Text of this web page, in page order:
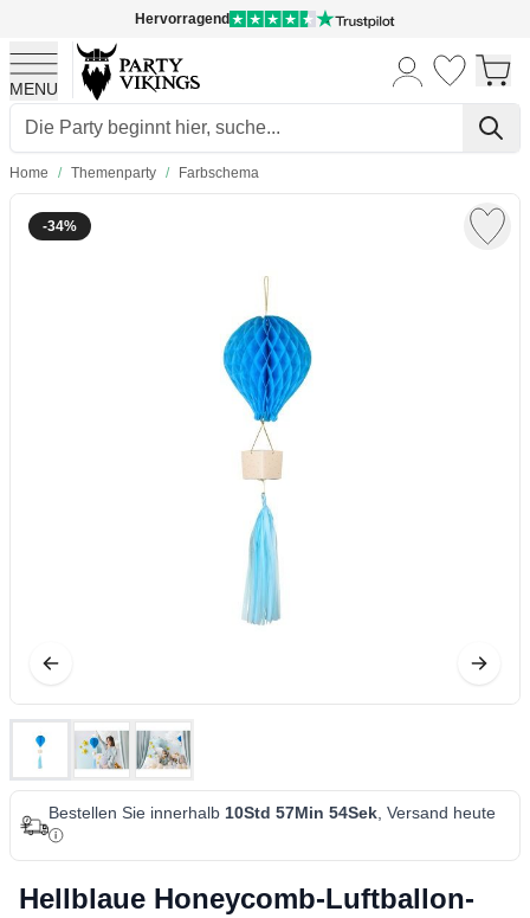
Hervorragend
MENU
Skip to Content
Home / Themenparty / Farbschema
-34%
Bestellen Sie innerhalb 10Std 57Min 54Sek , Versand heute
Hellblaue Honeycomb-Luftballon-